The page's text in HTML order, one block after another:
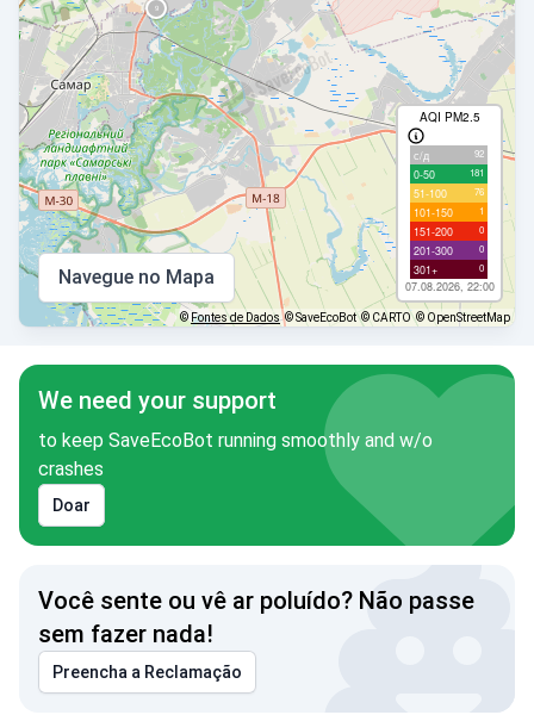
AQI PM2.5
с/д 92
0-50 181
51-100 76
101-150 1
151-200 0
201-300 0
301+ 0
07.08.2026, 22:00
Navegue no Mapa
© Fontes de Dados © SaveEcoBot © CARTO © OpenStreetMap
We need your support
to keep SaveEcoBot running smoothly and w/o
crashes
Doar
Você sente ou vê ar poluído? Não passe
sem fazer nada!
Preencha a Reclamação